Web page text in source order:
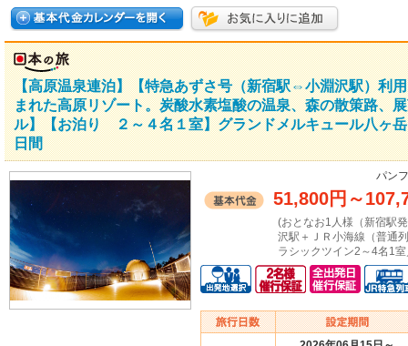
【高原温泉連泊】【特急あずさ号（新宿駅⇔小淵沢駅）利
まれた高原リゾート。炭酸水素塩酸の温泉、森の散策路、
ル】【お泊り ２～４名１室】グランドメルキュール八ヶ
日間
パン
51,800円 ～
(おとなお1人様（新宿駅
沢駅＋ＪＲ小海線（普通
ラシックツイン2～4名1